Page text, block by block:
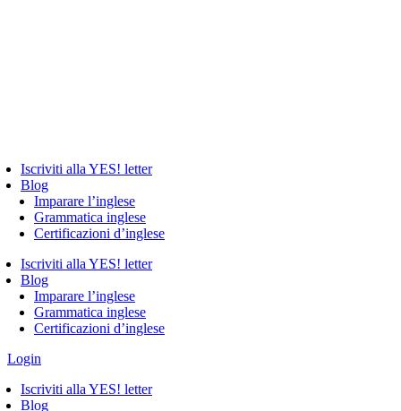
Iscriviti alla YES! letter
Blog
Imparare l’inglese
Grammatica inglese
Certificazioni d’inglese
Iscriviti alla YES! letter
Blog
Imparare l’inglese
Grammatica inglese
Certificazioni d’inglese
Login
Iscriviti alla YES! letter
Blog